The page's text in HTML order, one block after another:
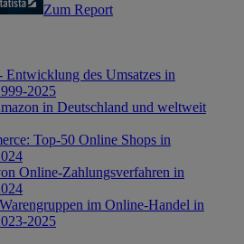
Zum Report
Entwicklung des Umsatzes in
2025
in Deutschland und weltweit
Top-50 Online Shops in
Online-Zahlungsverfahren in
im Online-Handel in
2025